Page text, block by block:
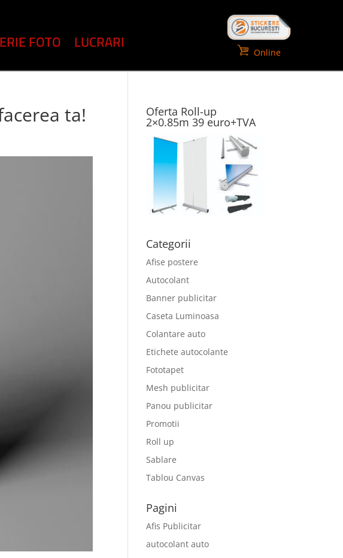
FOTO LUCRARI Online
ta! Oferta Roll-up
2×0.85m 39 euro+TVA
Categorii
Afise postere
Autocolant
Banner publicitar
Caseta Luminoasa
Colantare auto
Etichete autocolante
Fototapet
Mesh publicitar
Panou publicitar
Promotii
Roll up
Sablare
Tablou Canvas
Pagini
Afis Publicitar
autocolant auto